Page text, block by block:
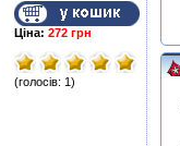
Ціна: 272 грн
(голосів: 1)